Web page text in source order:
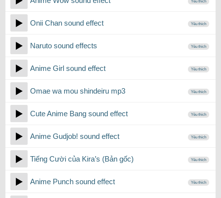
Yêu thích
Onii Chan sound effect Yêu thích
Naruto sound effects Yêu thích
Anime Girl sound effect Yêu thích
Omae wa mou shindeiru mp3 Yêu thích
Cute Anime Bang sound effect Yêu thích
Anime Gudjob! sound effect Yêu thích
Tiếng Cười của Kira’s (Bản gốc) Yêu thích
Anime Punch sound effect Yêu thích